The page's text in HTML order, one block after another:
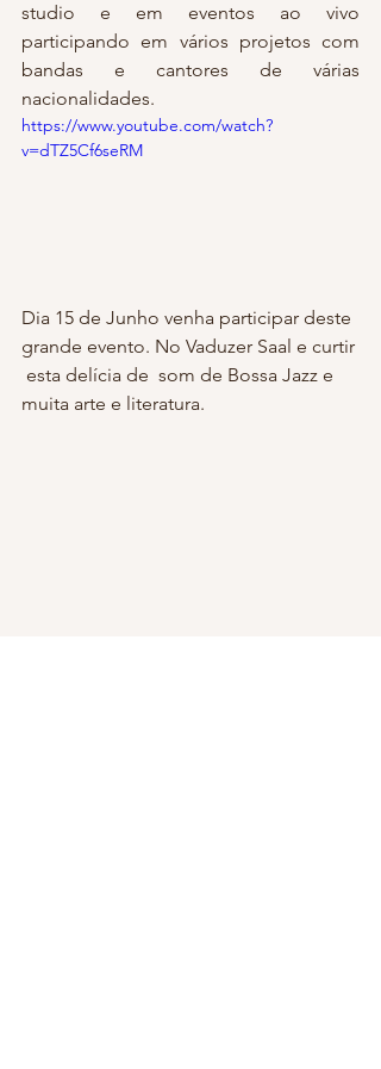
studio e em eventos ao vivo
participando em vários projetos com
bandas e cantores de várias
nacionalidades.
https://www.youtube.com/watch?
v=dTZ5Cf6seRM
Dia 15 de Junho venha participar deste
grande evento. No Vaduzer Saal e curtir
esta delícia de  som de Bossa Jazz e
muita arte e literatura.